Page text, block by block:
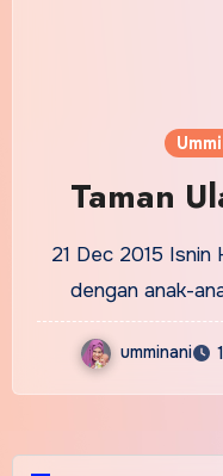
Taman
21 Dec 2015 Isnin
dengan anak-
umminani